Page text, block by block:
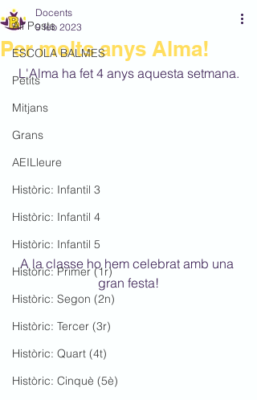
All Posts
ESCOLA BALMES
Petits
Mitjans
Grans
AEILleure
Històric: Infantil 3
Històric: Infantil 4
Històric: Infantil 5
Històric: Primer (1r)
Històric: Segon (2n)
Històric: Tercer (3r)
Històric: Quart (4t)
Històric: Cinquè (5è)
Per molts anys Alma!
Docents
9 feb 2023
L'Alma ha fet 4 anys aquesta setmana.
A la classe ho hem celebrat amb una
gran festa!